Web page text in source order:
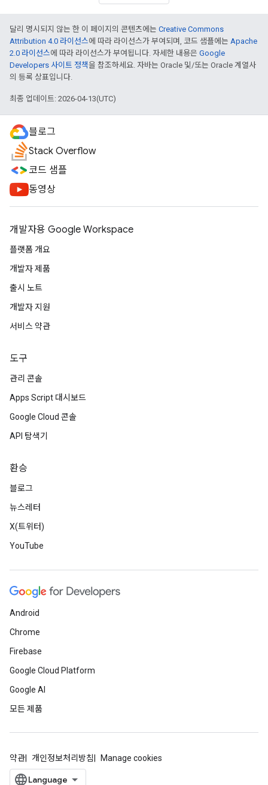
달리 명시되지 않는 한 이 페이지의 콘텐츠에는 Creative Commons
Attribution 4.0 라이선스에 따라 라이선스가 부여되며, 코드 샘플에는 Apache
2.0 라이선스에 따라 라이선스가 부여됩니다. 자세한 내용은 Google
Developers 사이트 정책을 참조하세요. 자바는 Oracle 및/또는 Oracle 계열사
의 등록 상표입니다.
최종 업데이트: 2026-04-13(UTC)
블로그
Stack Overflow
코드 샘플
동영상
개발자용 Google Workspace
플랫폼 개요
개발자 제품
출시 노트
개발자 지원
서비스 약관
도구
관리 콘솔
Apps Script 대시보드
Google Cloud 콘솔
API 탐색기
환승
블로그
뉴스레터
X(트위터)
YouTube
Android
Chrome
Firebase
Google Cloud Platform
Google AI
모든 제품
약관 개인정보처리방침 Manage cookies